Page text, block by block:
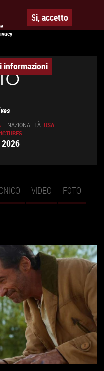
Si, accetto
informazioni
NAZIONALITÀ: USA
2026
VIDEO FOTO